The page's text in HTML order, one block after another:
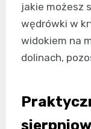
jakie możesz
wędrówki w
widokiem na
dolinach,